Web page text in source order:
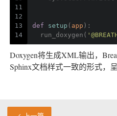
11
12
13
14
def setup ( app ):
  run_doxygen(
Doxygen将生成XML输出，
Sphinx文档样式一致的形式，